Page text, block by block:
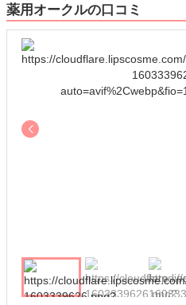
薬用オークルの口コミ